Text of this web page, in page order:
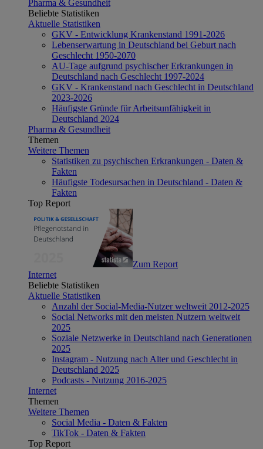
Pharma & Gesundheit
Beliebte Statistiken
Aktuelle Statistiken
GKV - Entwicklung Krankenstand 1991-2026
Lebenserwartung in Deutschland bei Geburt nach
Geschlecht 1950-2070
AU-Tage aufgrund psychischer Erkrankungen in
Deutschland nach Geschlecht 1997-2024
GKV - Krankenstand nach Geschlecht in Deutschland
2023-2026
Häufigste Gründe für Arbeitsunfähigkeit in
Deutschland 2024
Pharma & Gesundheit
Themen
Weitere Themen
Statistiken zu psychischen Erkrankungen - Daten &
Fakten
Häufigste Todesursachen in Deutschland - Daten &
Fakten
Top Report
Zum Report
Internet
Beliebte Statistiken
Aktuelle Statistiken
Anzahl der Social-Media-Nutzer weltweit 2012-2025
Social Networks mit den meisten Nutzern weltweit
2025
Soziale Netzwerke in Deutschland nach Generationen
2025
Instagram - Nutzung nach Alter und Geschlecht in
Deutschland 2025
Podcasts - Nutzung 2016-2025
Internet
Themen
Weitere Themen
Social Media - Daten & Fakten
TikTok - Daten & Fakten
Top Report